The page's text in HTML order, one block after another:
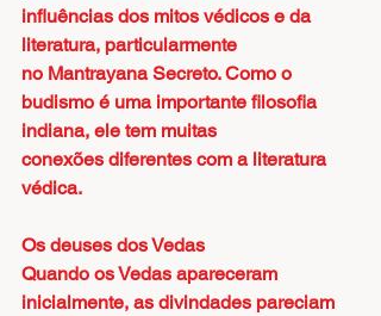
influências dos mitos védicos e da
literatura, particularmente
no Mantrayana Secreto. Como o
budismo é uma importante filosofia
indiana, ele tem muitas
conexões diferentes com a literatura
védica.
Os deuses dos Vedas
Quando os Vedas apareceram
inicialmente, as divindades pareciam